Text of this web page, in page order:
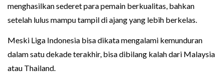
menghasilkan sederet para pemain berkualitas, bahkan
setelah lulus mampu tampil di ajang yang lebih berkelas.
Meski Liga Indonesia bisa dikata mengalami kemunduran
dalam satu dekade terakhir, bisa dibilang kalah dari Malaysia
atau Thailand.